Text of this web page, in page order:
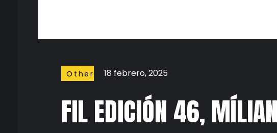
FIL EDICIÓN 46,
18 febrero, 2025
Other